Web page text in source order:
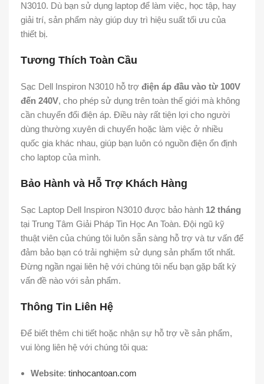
N3010. Dù bạn sử dụng laptop để làm việc, học tập, hay
giải trí, sản phẩm này giúp duy trì hiệu suất tối ưu của
thiết bị.
Tương Thích Toàn Cầu
Sạc Dell Inspiron N3010 hỗ trợ điện áp đầu vào từ 100V
đến 240V, cho phép sử dụng trên toàn thế giới mà không
cần chuyển đổi điện áp. Điều này rất tiện lợi cho người
dùng thường xuyên di chuyển hoặc làm việc ở nhiều
quốc gia khác nhau, giúp bạn luôn có nguồn điện ổn định
cho laptop của mình.
Bảo Hành và Hỗ Trợ Khách Hàng
Sạc Laptop Dell Inspiron N3010 được bảo hành 12 tháng
tại Trung Tâm Giải Pháp Tin Học An Toàn. Đội ngũ kỹ
thuật viên của chúng tôi luôn sẵn sàng hỗ trợ và tư vấn để
đảm bảo bạn có trải nghiệm sử dụng sản phẩm tốt nhất.
Đừng ngần ngại liên hệ với chúng tôi nếu bạn gặp bất kỳ
vấn đề nào với sản phẩm.
Thông Tin Liên Hệ
Để biết thêm chi tiết hoặc nhận sự hỗ trợ về sản phẩm,
vui lòng liên hệ với chúng tôi qua:
Website: tinhocantoan.com